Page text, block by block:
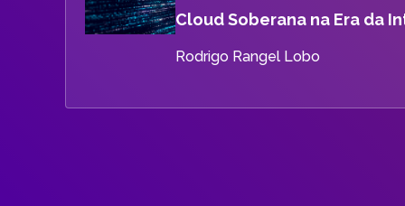
Cloud Soberana na Era da
Rodrigo Rangel Lobo